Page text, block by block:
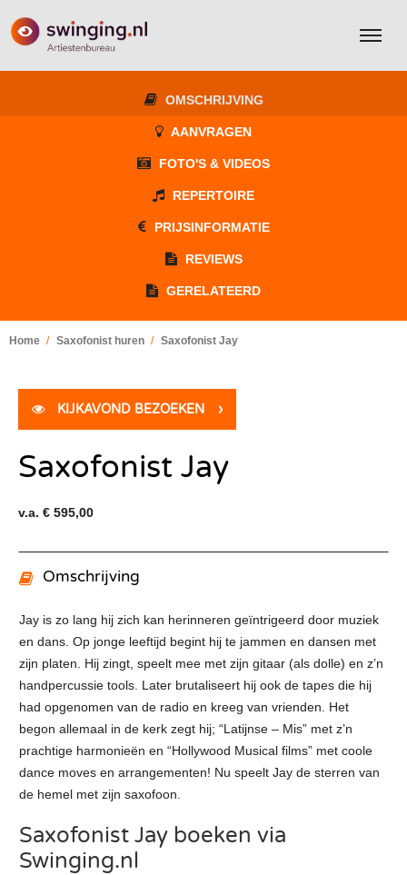
OMSCHRIJVING
AANVRAGEN
FOTO'S & VIDEOS
REPERTOIRE
PRIJSINFORMATIE
REVIEWS
GERELATEERD
Home Saxofonist huren Saxofonist Jay
KIJKAVOND BEZOEKEN ›
Saxofonist Jay
v.a. € 595,00
Omschrijving
Jay is zo lang hij zich kan herinneren geïntrigeerd door muziek
en dans. Op jonge leeftijd begint hij te jammen en dansen met
zijn platen. Hij zingt, speelt mee met zijn gitaar (als dolle) en z’n
handpercussie tools. Later brutaliseert hij ook de tapes die hij
had opgenomen van de radio en kreeg van vrienden. Het
begon allemaal in de kerk zegt hij; “Latijnse – Mis” met z’n
prachtige harmonieën en “Hollywood Musical films” met coole
dance moves en arrangementen! Nu speelt Jay de sterren van
de hemel met zijn saxofoon.
Saxofonist Jay boeken via
Swinging.nl